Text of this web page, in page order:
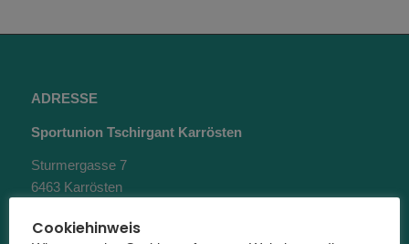
ADRESSE
Sportunion Tschirgant Karrösten
Sturmergasse 7
6463 Karrösten
(keine Postanschrift)
Cookiehinweis